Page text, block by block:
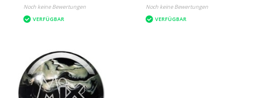
Noch keine Bewertungen
VERFÜGBAR
Noch keine Bewertungen
VERFÜGBAR